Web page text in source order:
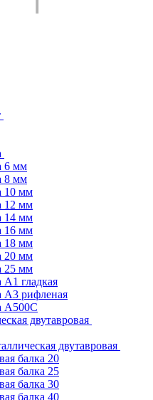
6 мм
8 мм
10 мм
12 мм
14 мм
16 мм
18 мм
20 мм
25 мм
А1 гладкая
А3 рифленая
А500С
двутавровая
двутавровая
балка 20
балка 25
балка 30
балка 40